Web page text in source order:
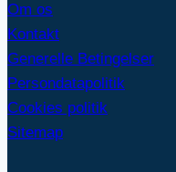
Om os
Kontakt
Generelle Betingelser
Persondatapolitik
Cookies politik
Sitemap